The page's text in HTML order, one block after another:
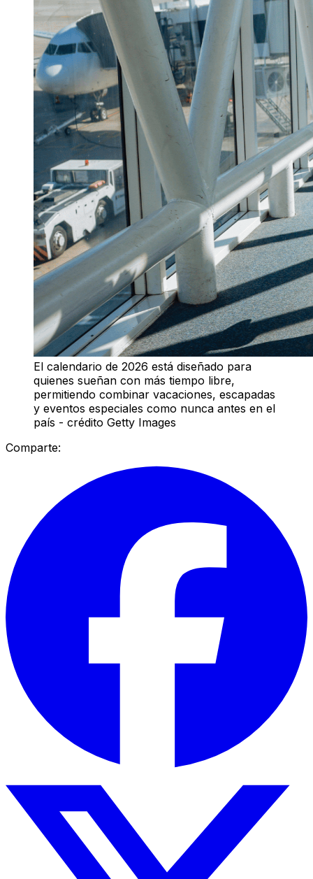
El calendario de 2026 está diseñado para
quienes sueñan con más tiempo libre,
permitiendo combinar vacaciones, escapadas
y eventos especiales como nunca antes en el
país - crédito Getty Images
Comparte: